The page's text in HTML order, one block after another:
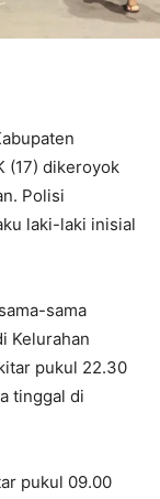
(17) dikeroyok
Polisi
laki-laki inisial
sama
Kelurahan
pukul 22.30
tinggal di
pukul 09.00